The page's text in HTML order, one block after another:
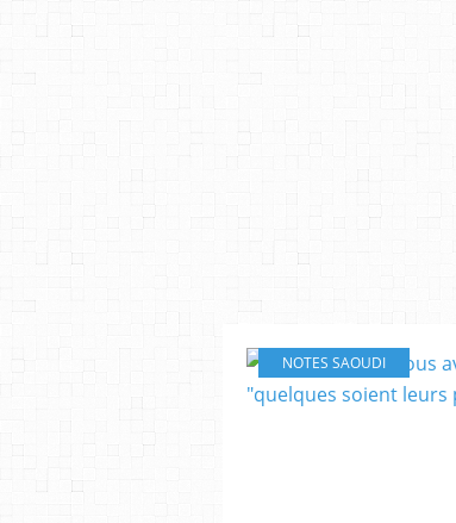
NOTES SAOUDI